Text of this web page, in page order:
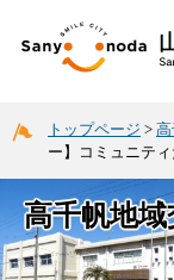
トップページ >
ー】コミュニテ
高千帆地